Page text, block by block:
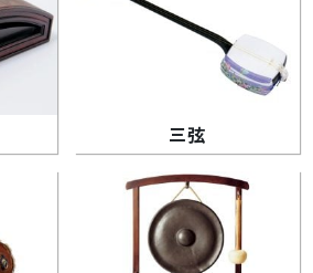
三弦